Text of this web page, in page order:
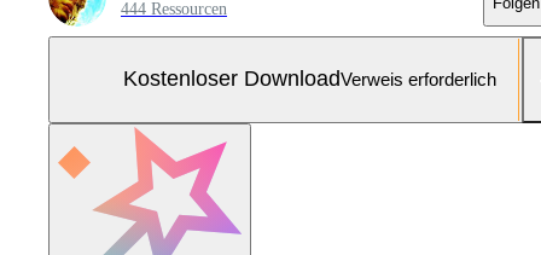
444 Ressourcen
Kostenloser DownloadVerweis erforderlich